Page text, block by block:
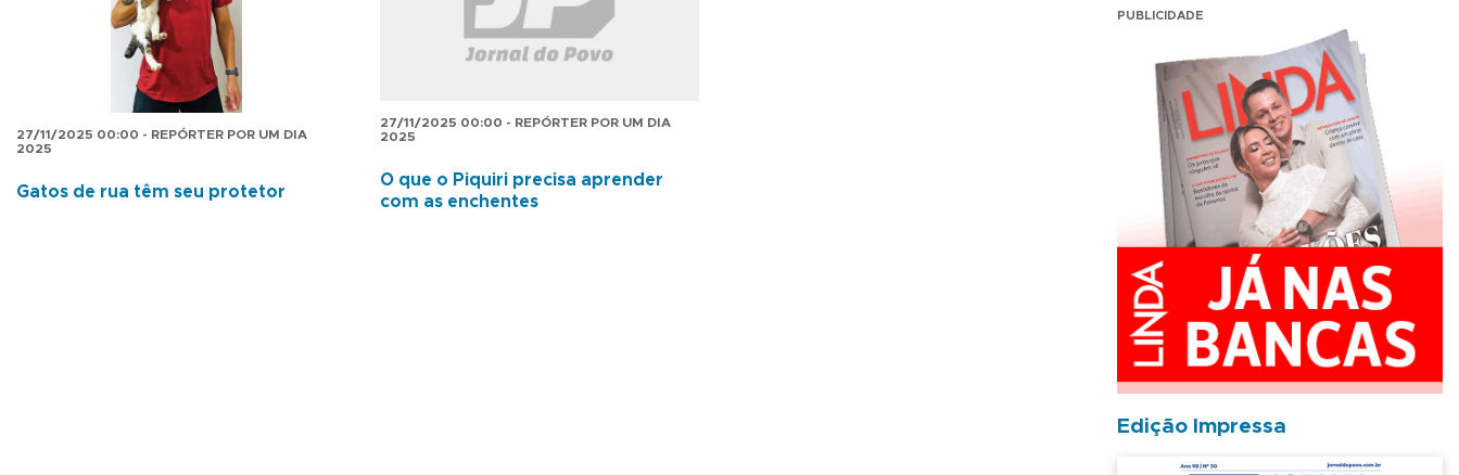
27/11/2025 00:00 - REPÓRTER POR UM DIA
2025
Gatos de rua têm seu protetor
27/11/2025 00:00 - REPÓRTER POR UM DIA
2025
O que o Piquiri precisa aprender
com as enchentes
PUBLICIDADE
Edição Impressa